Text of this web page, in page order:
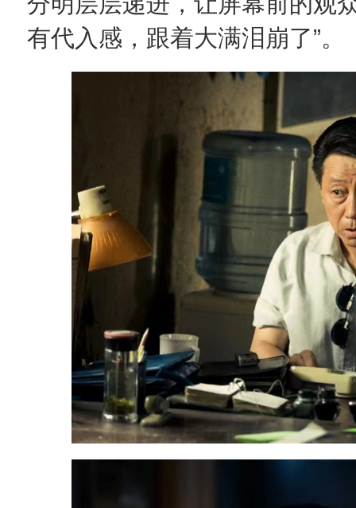
有代入感，跟着大满泪崩了”。